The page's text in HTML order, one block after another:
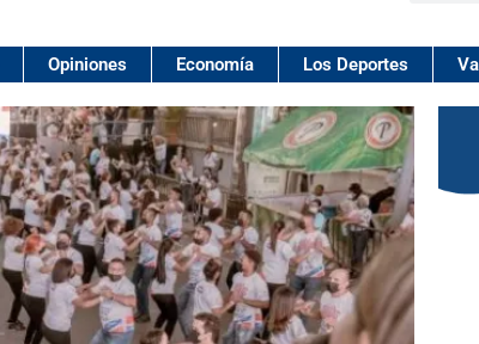
Opiniones Economía Los Deportes